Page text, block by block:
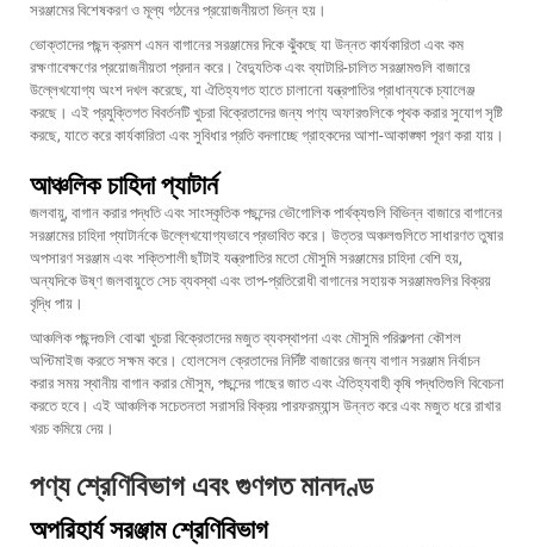
সরঞ্জামের বিশেষকরণ ও মূল্য গঠনের প্রয়োজনীয়তা ভিন্ন হয়।
ভোক্তাদের পছন্দ ক্রমশ এমন বাগানের সরঞ্জামের দিকে ঝুঁকছে যা উন্নত কার্যকারিতা এবং কম
রক্ষণাবেক্ষণের প্রয়োজনীয়তা প্রদান করে। বৈদ্যুতিক এবং ব্যাটারি-চালিত সরঞ্জামগুলি বাজারে
উল্লেখযোগ্য অংশ দখল করেছে, যা ঐতিহ্যগত হাতে চালানো যন্ত্রপাতির প্রাধান্যকে চ্যালেঞ্জ
করছে। এই প্রযুক্তিগত বিবর্তনটি খুচরা বিক্রেতাদের জন্য পণ্য অফারগুলিকে পৃথক করার সুযোগ সৃষ্টি
করছে, যাতে করে কার্যকারিতা এবং সুবিধার প্রতি বদলাচ্ছে গ্রাহকদের আশা-আকাঙ্ক্ষা পূরণ করা যায়।
আঞ্চলিক চাহিদা প্যাটার্ন
জলবায়ু, বাগান করার পদ্ধতি এবং সাংস্কৃতিক পছন্দের ভৌগোলিক পার্থক্যগুলি বিভিন্ন বাজারে বাগানের
সরঞ্জামের চাহিদা প্যাটার্নকে উল্লেখযোগ্যভাবে প্রভাবিত করে। উত্তর অঞ্চলগুলিতে সাধারণত তুষার
অপসারণ সরঞ্জাম এবং শক্তিশালী ছাঁটাই যন্ত্রপাতির মতো মৌসুমি সরঞ্জামের চাহিদা বেশি হয়,
অন্যদিকে উষ্ণ জলবায়ুতে সেচ ব্যবস্থা এবং তাপ-প্রতিরোধী বাগানের সহায়ক সরঞ্জামগুলির বিক্রয়
বৃদ্ধি পায়।
আঞ্চলিক পছন্দগুলি বোঝা খুচরা বিক্রেতাদের মজুত ব্যবস্থাপনা এবং মৌসুমি পরিকল্পনা কৌশল
অপ্টিমাইজ করতে সক্ষম করে। হোলসেল ক্রেতাদের নির্দিষ্ট বাজারের জন্য বাগান সরঞ্জাম নির্বাচন
করার সময় স্থানীয় বাগান করার মৌসুম, পছন্দের গাছের জাত এবং ঐতিহ্যবাহী কৃষি পদ্ধতিগুলি বিবেচনা
করতে হবে। এই আঞ্চলিক সচেতনতা সরাসরি বিক্রয় পারফরম্যান্স উন্নত করে এবং মজুত ধরে রাখার
খরচ কমিয়ে দেয়।
পণ্য শ্রেণিবিভাগ এবং গুণগত মানদণ্ড
অপরিহার্য সরঞ্জাম শ্রেণিবিভাগ